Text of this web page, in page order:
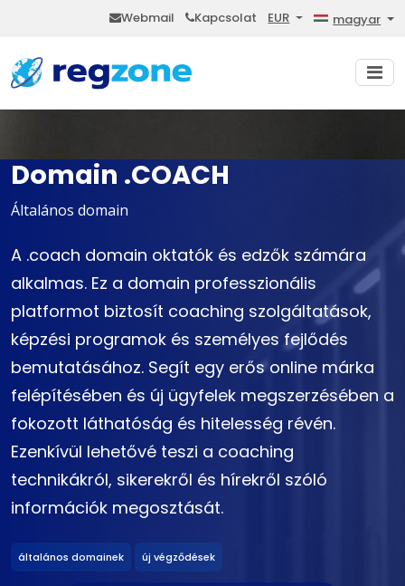
Webmail Kapcsolat EUR magyar
Domain .COACH
Általános domain
A .coach domain oktatók és edzők számára
alkalmas. Ez a domain professzionális
platformot biztosít coaching szolgáltatások,
képzési programok és személyes fejlődés
bemutatásához. Segít egy erős online márka
felépítésében és új ügyfelek megszerzésében a
fokozott láthatóság és hitelesség révén.
Ezenkívül lehetővé teszi a coaching
technikákról, sikerekről és hírekről szóló
információk megosztását.
általános domainek új végződések